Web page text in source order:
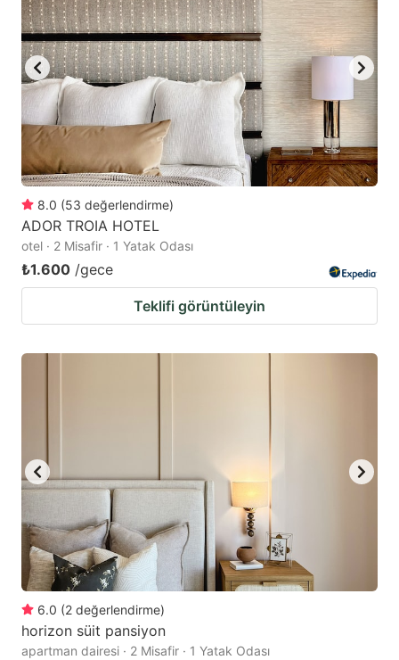
8.0 (53 değerlendirme)
ADOR TROIA HOTEL
otel · 2 Misafir · 1 Yatak Odası
₺1.600 /gece
Teklifi görüntüleyin
6.0 (2 değerlendirme)
horizon süit pansiyon
apartman dairesi · 2 Misafir · 1 Yatak Odası